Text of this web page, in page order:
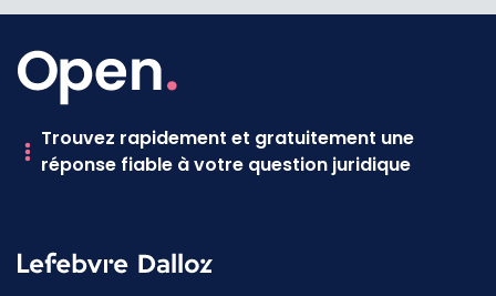
Trouvez rapidement et gratuitement une
réponse fiable à votre question juridique